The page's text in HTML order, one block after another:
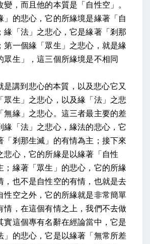
變，而且他的本質是「自性空」。
」的悲心，它的所緣境是緣著「自
緣「法」之悲心，它是緣著「剎那
第一個緣「眾生」之悲心，就是緣
眾生」，這三個所緣境是不相同
是講到悲心的本質，以及悲心它又
眾生」之悲心，以及緣「法」之悲
無緣」之悲心。這三者最主要的差
緣「法」之悲心，緣法的悲心，它
「剎那生滅」的有情為主；接下來
悲心，它的所緣是以緣著「自性
；緣著「眾生」的悲心，它的所緣
，也不是自性空的有情，也就是去
性空之外，它的所緣就是非常簡單
情，在這個有情之上，我們不去做
實這個專有名辭在經論當中，它是
」的悲心，它是以緣著「無常所差